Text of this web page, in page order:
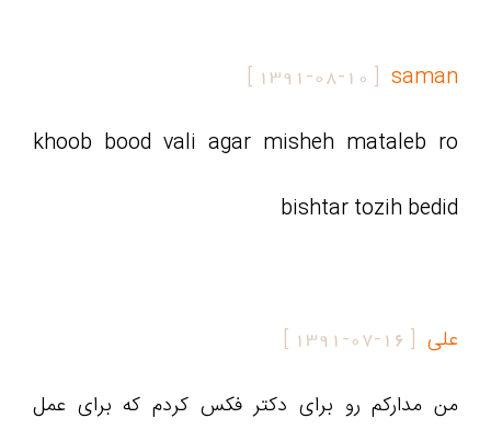
saman
[
1391-08-10
]
khoob bood vali agar misheh mataleb ro
bishtar tozih bedid
علی [
1391-07-16
]
من مدارکم رو برای دکتر فکس کردم که برای عمل